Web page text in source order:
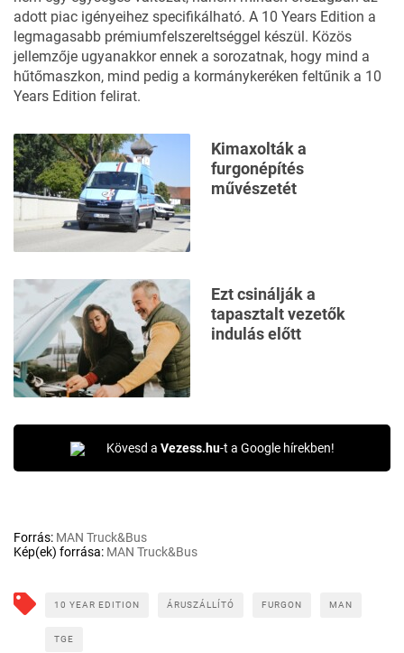
adott piac igényeihez specifikálható. A 10 Years Edition a
legmagasabb prémiumfelszereltséggel készül. Közös
jellemzője ugyanakkor ennek a sorozatnak, hogy mind a
hűtőmaszkon, mind pedig a kormánykeréken feltűnik a 10
Years Edition felirat.
Kimaxolták a
furgonépítés
művészetét
Ezt csinálják a
tapasztalt vezetők
indulás előtt
Kövesd a Vezess.hu-t a Google hírekben!
Forrás: MAN Truck&Bus
Kép(ek) forrása: MAN Truck&Bus
10 YEAR EDITION ÁRUSZÁLLÍTÓ FURGON MAN
TGE